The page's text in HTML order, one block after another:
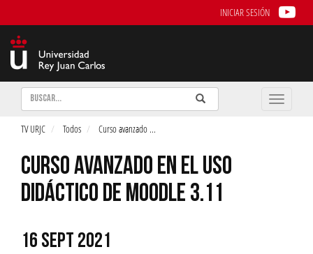
INICIAR SESIÓN
Buscar Enviar
Buscar
Toggle
TV URJC Todos Curso avanzado ...
CURSO AVANZADO EN EL USO
DIDÁCTICO DE MOODLE 3.11
16 SEPT 2021